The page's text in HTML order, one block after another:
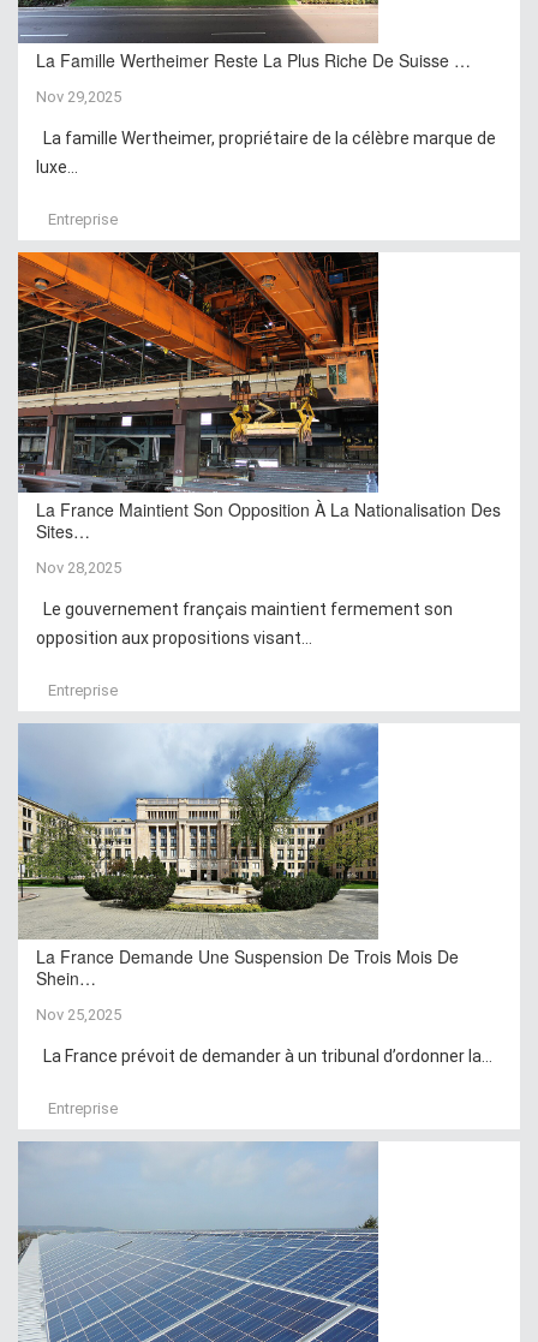
La Famille Wertheimer Reste La Plus Riche De Suisse …
Nov 29,2025
La famille Wertheimer, propriétaire de la célèbre marque de
luxe...
Entreprise
La France Maintient Son Opposition À La Nationalisation Des
Sites…
Nov 28,2025
Le gouvernement français maintient fermement son
opposition aux propositions visant...
Entreprise
La France Demande Une Suspension De Trois Mois De
Shein…
Nov 25,2025
La France prévoit de demander à un tribunal d’ordonner la...
Entreprise